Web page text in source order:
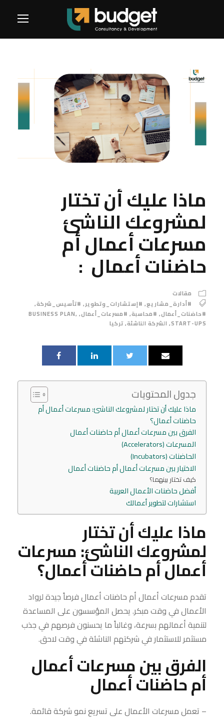
ماذا عليك أن تختار
لمشروعك الناشئ
مسرعات أعمال أم
حاضنات أعمال :
مقالات
#أدارة_مشاريع, #إستشارات_وتطوير, #تأسيس_شركة,
#حاضنات_أعمال, #محاسبة, #مسرعات_أعمال,
BUSINESS PLAN,
START-UPS
, الشركة الناشئة, تركيا
جدول المحتويات
ماذا عليك أن تختار لمشروعك الناشئ: مسرعات أعمال أم
حاضنات أعمال؟
الفرق بين مسرعات أعمال أم حاضنات أعمال
المسرعات (Accelerators)
الحاضنات (Incubators)
الاختيار بين مسرعات أعمال أم حاضنات أعمال
كيف تختار بينهما؟
أفضل حاضنات الأعمال العربية
استشارات لتطوير أعمالك
ماذا عليك أن تختار
لمشروعك الناشئ: مسرعات
أعمال أم حاضنات أعمال؟
تقدم مسرعات أعمال أم حاضنات أعمال فرصاً جيدة لرواد
الأعمال في وقت مبكر. يحصل المؤسسون على المساعدة
لتنمية أعمالهم بسرعة، وغالباً ما يحسنون فرصهم في جذب
مستثمر للاستثمار في شركتهم الناشئة في وقت لاحق.
الفرق بين مسرعات أعمال
أم حاضنات أعمال
– تعمل مسرعات الأعمال على تسريع نمو شركة قائمة.